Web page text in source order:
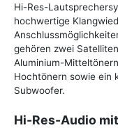
Hi-Res-
hochwertige
gehören zwei
Aluminium-
Hochtönern sowie ein
Subwoofer.
Hi-Res-Audio